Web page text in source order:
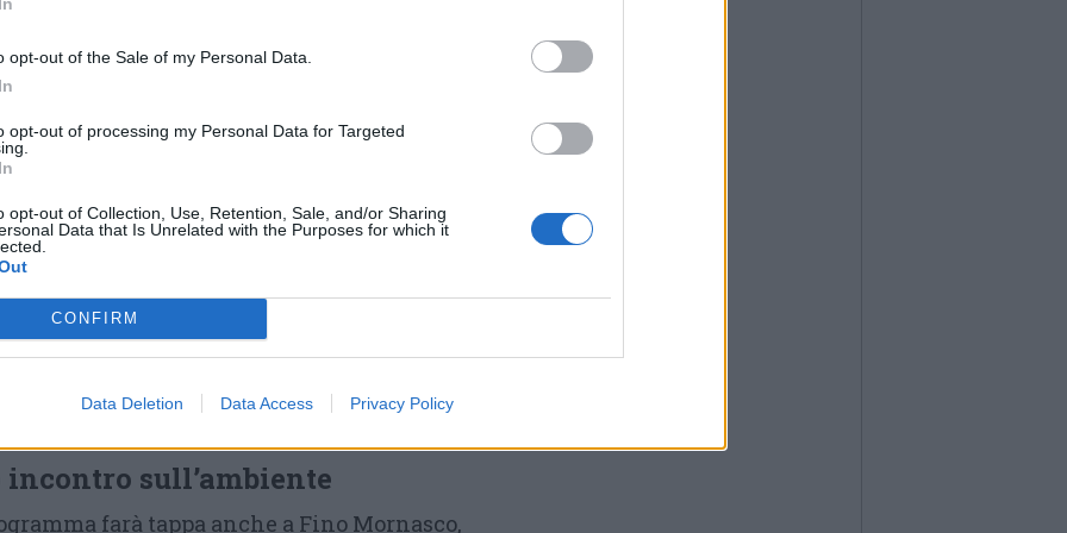
opt-out of the Sale of my Personal Data.
opt-out of processing my Personal Data for Targeted
opt-out of Collection, Use, Retention, Sale, and/or Sharing
Data that Is Unrelated with the Purposes for which it
CONFIRM
Data Deletion Data Access Privacy Policy
mercatino e teatro
Solaro sarà protagonista della Festa
sede del Parco, in via della Polveriera 2,
artistici, un mercatino, una mostra
teatrale “Tutto qui”.
offrirà così un momento più raccolto ma
pensate per valorizzare creatività,
di uno dei luoghi simbolo del Parco
sull’ambiente
farà tappa anche a Fino Mornasco,